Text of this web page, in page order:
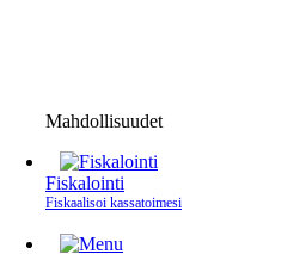
Mahdollisuudet
Fiskalointi
Fiskaalisoi kassatoimesi